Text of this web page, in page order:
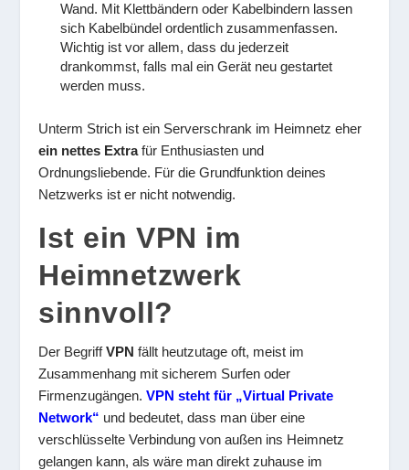
Wand. Mit Klettbändern oder Kabelbindern lassen
sich Kabelbündel ordentlich zusammenfassen.
Wichtig ist vor allem, dass du jederzeit
drankommst, falls mal ein Gerät neu gestartet
werden muss.
Unterm Strich ist ein Serverschrank im Heimnetz eher
ein nettes Extrafür Enthusiasten und
Ordnungsliebende. Für die Grundfunktion deines
Netzwerks ist er nicht notwendig.
Ist ein VPN im
Heimnetzwerk
sinnvoll?
Der BegriffVPN fällt heutzutage oft, meist im
Zusammenhang mit sicherem Surfen oder
Firmenzugängen.VPN steht für „Virtual Private
Network“ und bedeutet, dass man über eine
verschlüsselte Verbindung von außen ins Heimnetz
gelangen kann, als wäre man direkt zuhause im